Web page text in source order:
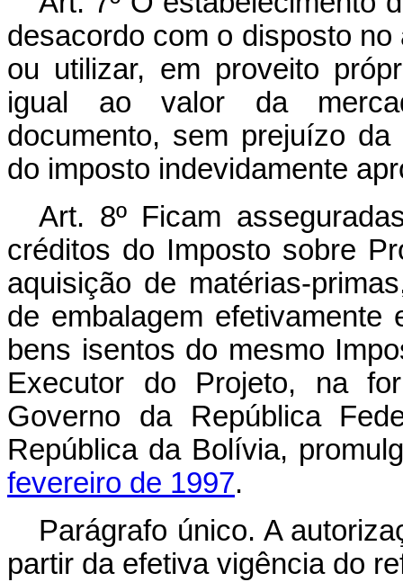
desacordo com o disposto
ou utilizar, em proveito
igual ao valor da
documento, sem prejuízo
do imposto indevidamente
Art. 8º Ficam
créditos do Imposto sobre
aquisição de matérias-
de embalagem efetivamente
bens isentos do mesmo
Executor do Projeto, na
Governo da República
República da Bolívia,
fevereiro de 1997.
Parágrafo único. A
partir da efetiva vigência do